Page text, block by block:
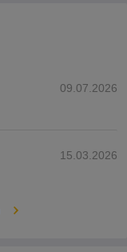
09.07.2026
15.03.2026